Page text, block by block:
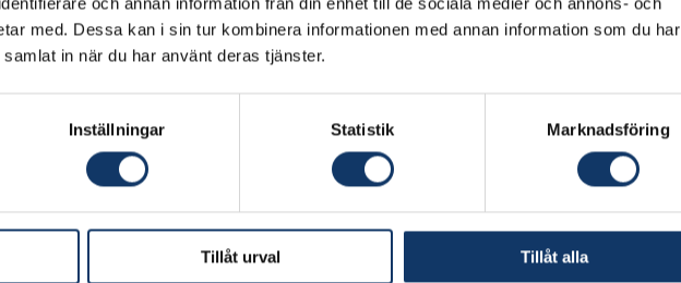
med. Dessa kan i sin tur kombinera informationen med annan information som du har
in när du har använt deras tjänster.
Inställningar Statistik Marknadsföring
Tillåt urval Tillåt alla
uppskalning.Staten bör i högre grad hjälpa till att minska
risker så att innovativa företag kan växa och nå industriell skala.